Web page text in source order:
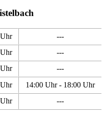
---
---
---
14:00 Uhr - 18:00 Uhr
---